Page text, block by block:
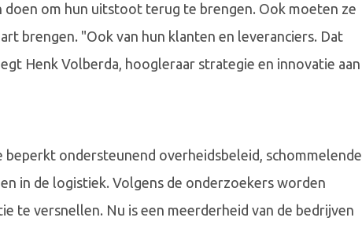
om hun uitstoot terug te brengen. Ook moeten ze
brengen. "Ook van hun klanten en leveranciers. Dat
Henk Volberda, hoogleraar strategie en innovatie aan
ondersteunend overheidsbeleid, schommelende
in de logistiek. Volgens de onderzoekers worden
te versnellen. Nu is een meerderheid van de bedrijven